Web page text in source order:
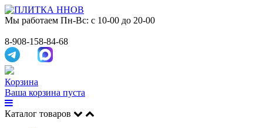
Мы работаем Пн-Вс: с 10-00 до 20-00
8-908-158-84-68
Корзина
Ваша корзина пуста
Каталог товаров